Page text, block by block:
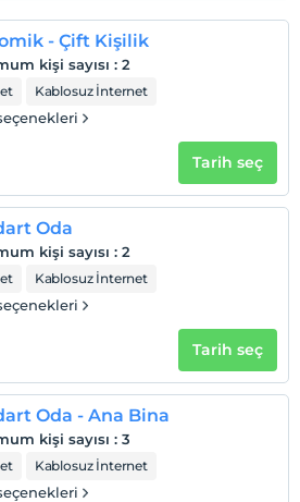
çocuklar konaklayamaz
- Çift Kişilik
kişi sayısı : 2
Kablosuz İnternet
Tarih seç
Oda
kişi sayısı : 2
Kablosuz İnternet
Tarih seç
Oda - Ana Bina
kişi sayısı : 3
Kablosuz İnternet